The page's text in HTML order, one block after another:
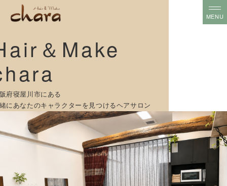
＆Make
府寝屋川市にある
にあなたのキャラクターを見つけるヘアサロン